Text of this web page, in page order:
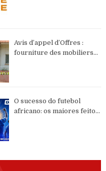
Avis d’appel d’Offres :
fourniture des mobiliers
O sucesso do futebol
africano: os maiores feitos